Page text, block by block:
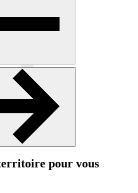
pour vous